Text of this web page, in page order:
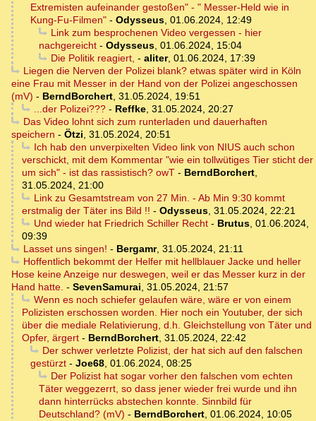
Extremisten aufeinander gestoßen" - " Messer-Held wie in
Kung-Fu-Filmen" - Odysseus, 01.06.2024, 12:49
Link zum besprochenen Video vergessen - hier
nachgereicht - Odysseus, 01.06.2024, 15:04
Die Politik reagiert, - aliter, 01.06.2024, 17:39
Liegen die Nerven der Polizei blank? etwas später wird in Köln
eine Frau mit Messer in der Hand von der Polizei angeschossen
(mV) - BerndBorchert, 31.05.2024, 19:51
...der Polizei???- Reffke, 31.05.2024, 20:27
Das Video lohnt sich zum runterladen und dauerhaften
speichern - Ötzi, 31.05.2024, 20:51
Ich hab den unverpixelten Video link von NIUS auch schon
verschickt, mit dem Kommentar "wie ein tollwütiges Tier sticht der
um sich" - ist das rassistisch? owT - BerndBorchert,
31.05.2024, 21:00
Link zu Gesamtstream von 27 Min. - Ab Min 9:30 kommt
erstmalig der Täter ins Bild !! - Odysseus, 31.05.2024, 22:21
Und wieder hat Friedrich Schiller Recht- Brutus, 01.06.2024,
09:39
Lasset uns singen! - Bergamr, 31.05.2024, 21:11
Hoffentlich bekommt der Helfer mit hellblauer Jacke und heller
Hose keine Anzeige nur deswegen, weil er das Messer kurz in der
Hand hatte. - SevenSamurai, 31.05.2024, 21:57
Wenn es noch schiefer gelaufen wäre, wäre er von einem
Polizisten erschossen worden. Hier noch ein Youtuber, der sich
über die mediale Relativierung, d.h. Gleichstellung von Täter und
Opfer, ärgert - BerndBorchert, 31.05.2024, 22:42
Der schwer verletzte Polizist, der hat sich auf den falschen
gestürzt - Joe68, 01.06.2024, 08:25
Der Polizist hat sogar vorher den falschen vom echten
Täter weggezerrt, so dass jener wieder frei wurde und ihn
dann hinterrücks abstechen konnte. Sinnbild für
Deutschland? (mV) - BerndBorchert, 01.06.2024, 10:05